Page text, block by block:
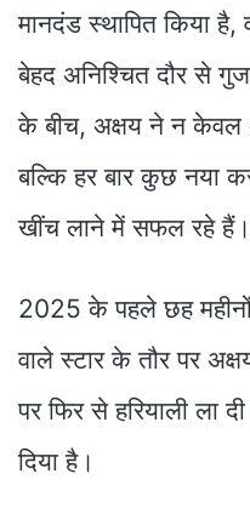
मानदंड स्थापित किया
बेहद अनिश्चित दौर से
के बीच, अक्षय ने न केवल
बल्कि हर बार कुछ नया
खींच लाने में सफल रहे हैं।
2025 के पहले छह
वाले स्टार के तौर पर
पर फिर से हरियाली ला
दिया है।